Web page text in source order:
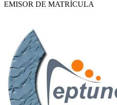
EMISOR DE MATRÍCULA